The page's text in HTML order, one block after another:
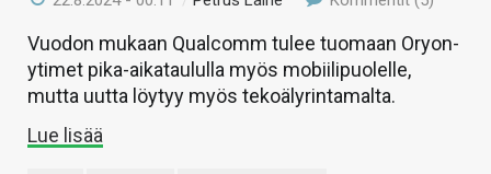
Vuodon mukaan Qualcomm tulee tuomaan Oryon-
ytimet pika-aikataululla myös mobiilipuolelle,
mutta uutta löytyy myös tekoälyrintamalta.
Lue lisää